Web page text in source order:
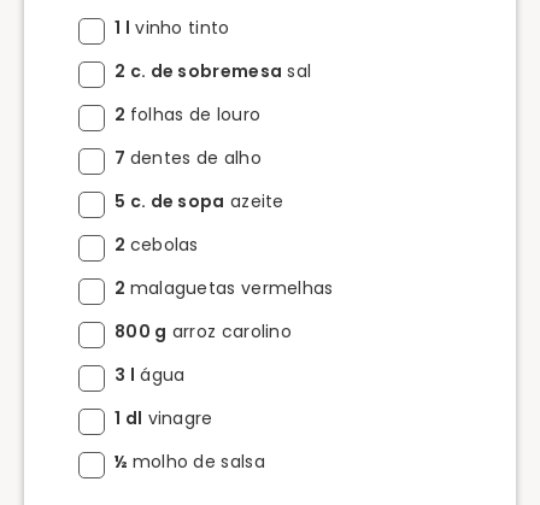
1 l vinho tinto
2 c. de sobremesa sal
2 folhas de louro
7 dentes de alho
5 c. de sopa azeite
2 cebolas
2 malaguetas vermelhas
800 g arroz carolino
3 l água
1 dl vinagre
½ molho de salsa